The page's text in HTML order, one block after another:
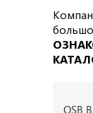
OSB